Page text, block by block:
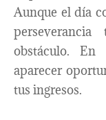
Aunque el día
obstáculo. En
aparecer
tus ingresos.